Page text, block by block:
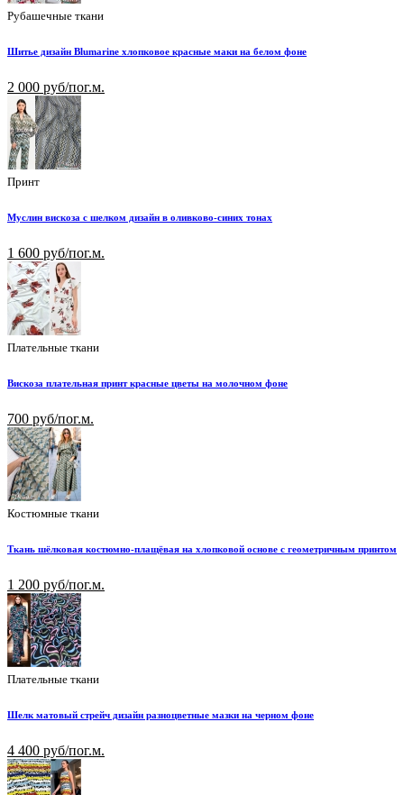
Рубашечные ткани
Шитье дизайн Blumarine хлопковое красные маки на белом фоне
2 000 руб/пог.м.
Принт
Муслин вискоза с шелком дизайн в оливково-синих тонах
1 600 руб/пог.м.
Плательные ткани
Вискоза плательная принт красные цветы на молочном фоне
700 руб/пог.м.
Костюмные ткани
Ткань шёлковая костюмно-плащёвая на хлопковой основе с геометричным принтом
1 200 руб/пог.м.
Плательные ткани
Шелк матовый стрейч дизайн разноцветные мазки на черном фоне
4 400 руб/пог.м.